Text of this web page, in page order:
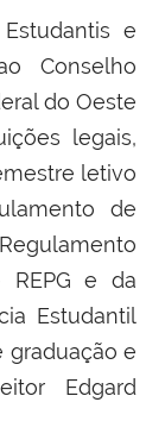
e
Conselho
do Oeste
legais,
letivo
de
REPG e da
Estudantil
graduação e
Edgard